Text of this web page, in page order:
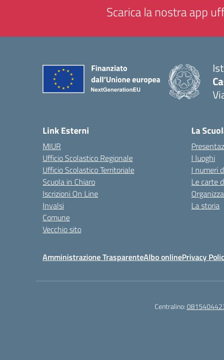
Scarica la nostra app
Link Esterni
MIUR
Ufficio Scolastico Regionale
Ufficio Scolastico Territoriale
Scuola in Chiaro
Iscrizioni On Line
Invalsi
Comune
Vecchio sito
La
I luoghi
I numeri
Le carte
La storia
Amministrazione TrasparenteAlbo onlinePrivacy
Centralino: